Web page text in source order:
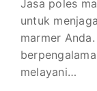
Jasa poles
untuk
marmer
melayani…